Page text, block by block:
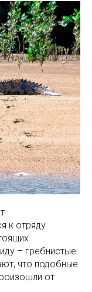
к отряду
– гребнистые
что подобные
от